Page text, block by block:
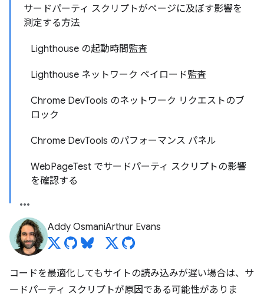
サードパーティ スクリプトがページに及ぼす影響を
測定する方法
Lighthouse の起動時間監査
Lighthouse ネットワーク ペイロード監査
Chrome DevTools のネットワーク リクエストのブ
ロック
Chrome DevTools のパフォーマンス パネル
WebPageTest でサードパーティ スクリプトの影響
を確認する
Addy OsmaniArthur Evans
コードを最適化してもサイトの読み込みが遅い場合は、サ
ードパーティ スクリプトが原因である可能性がありま